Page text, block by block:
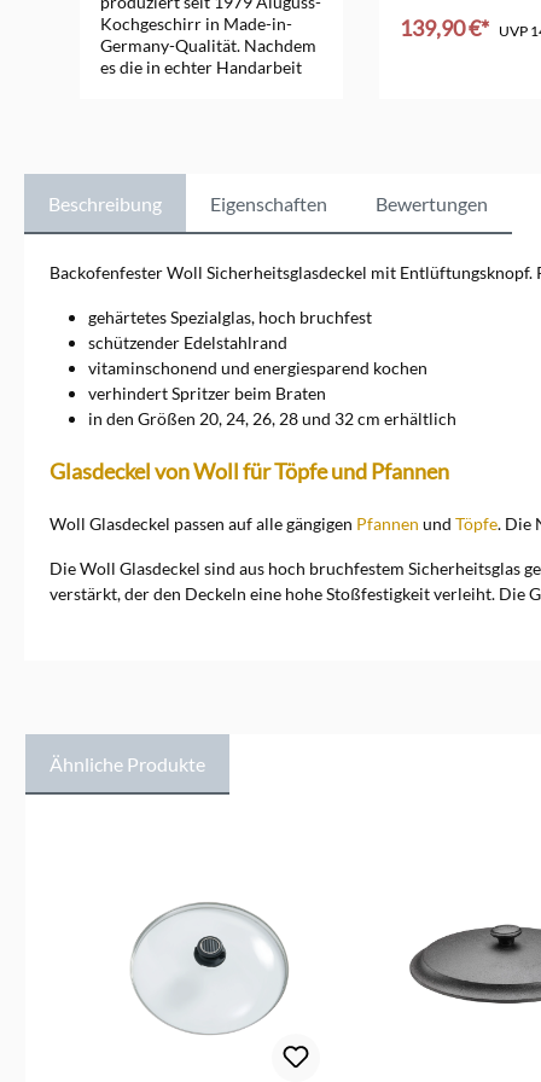
Kochgeschirr in Made-in-
Germany-Qualität. Nachdem
es die in echter Handarbeit
produziert Woll die
hochwertigeren Aluguss-
Kochgeschirr-Serien Nowo,
Induction Line und Logic nun
auch für den Fachhandel.
Damit besonders haltbares
Kochgeschirr entsteht, wird
der Aluguss auch heute noch
in Deutschland in Handarbeit
hergestellt. Diese Art der
Produktion ermöglicht es
Küchenutensilien zu fertigen.
Sie enthalten keine
Lufteinschlüsse. Das Kochen
besonders gleichmäßig,
schnell und energiesparend.
139,90 €* UVP
Beschreibung Eigenschaften Bewertungen
Backofenfester Woll Sicherheitsglasdeckel mit Entlüftungsknopf.
gehärtetes Spezialglas, hoch bruchfest
schützender Edelstahlrand
vitaminschonend und energiesparend kochen
verhindert Spritzer beim Braten
in den Größen 20, 24, 26, 28 und 32 cm erhältlich
Glasdeckel von Woll für Töpfe und Pfannen
Woll Glasdeckel passen auf alle gängigen Pfannen und Töpfe. Die
Die Woll Glasdeckel sind aus hoch bruchfestem Sicherheitsglas
verstärkt, der den Deckeln eine hohe Stoßfestigkeit verleiht. Die
Ähnliche Produkte